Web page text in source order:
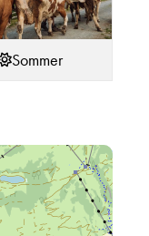
Sommer